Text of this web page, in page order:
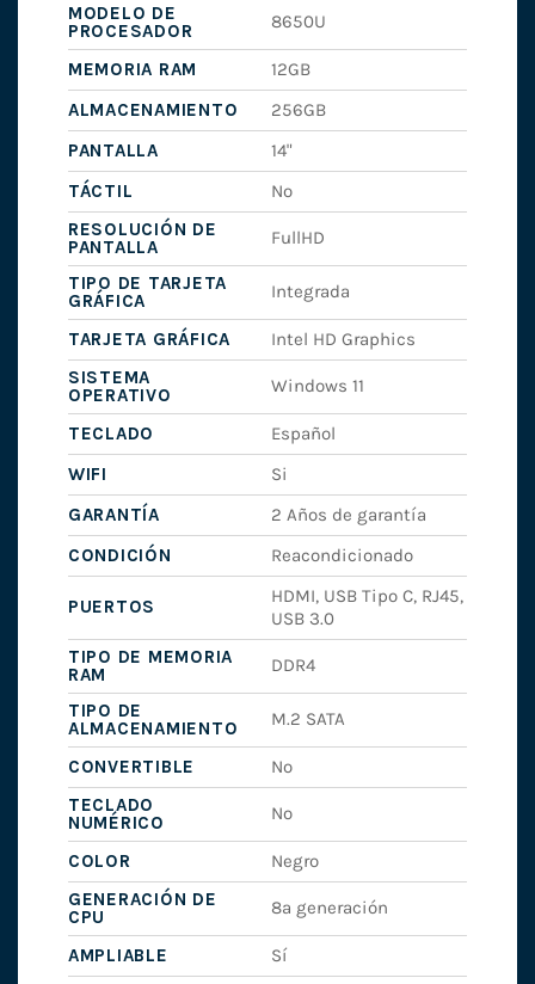
MODELO DE
PROCESADOR
8650U
MEMORIA RAM
12GB
ALMACENAMIENTO
256GB
PANTALLA
14"
TÁCTIL
No
RESOLUCIÓN DE
PANTALLA
FullHD
TIPO DE TARJETA
GRÁFICA
Integrada
TARJETA GRÁFICA
Intel HD Graphics
SISTEMA
OPERATIVO
Windows 11
TECLADO
Español
WIFI
Si
GARANTÍA
2 Años de garantía
CONDICIÓN
Reacondicionado
PUERTOS
HDMI, USB Tipo C, RJ45,
USB 3.0
TIPO DE MEMORIA
RAM
DDR4
TIPO DE
ALMACENAMIENTO
M.2 SATA
CONVERTIBLE
No
TECLADO
NUMÉRICO
No
COLOR
Negro
GENERACIÓN DE
CPU
8ª generación
AMPLIABLE
Sí